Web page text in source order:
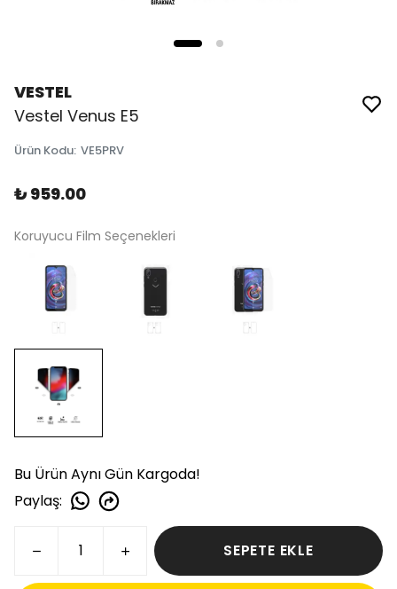
VESTEL
Vestel Venus E5
Ürün Kodu: VE5PRV
₺ 959.00
Koruyucu Film Seçenekleri
Bu Ürün Aynı Gün Kargoda!
Paylaş:
SEPETE EKLE